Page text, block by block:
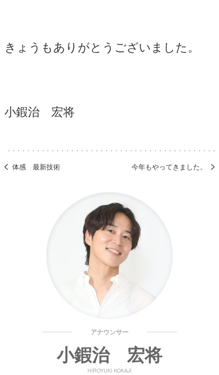
きょうもありがとうございました。
小鍜治 宏将
体感 最新技術 今年もやってきました。
アナウンサー
小鍜治 宏将
HIROYUKI KOKAJI